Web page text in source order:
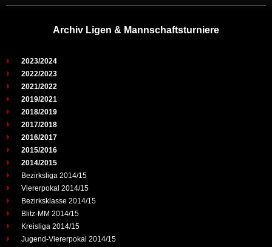
Archiv Ligen & Mannschaftsturniere
2023/2024
2022/2023
2021/2022
2019/2021
2018/2019
2017/2018
2016/2017
2015/2016
2014/2015
Bezirksliga 2014/15
Viererpokal 2014/15
Bezirksklasse 2014/15
Blitz-MM 2014/15
Kreisliga 2014/15
Jugend-Viererpokal 2014/15